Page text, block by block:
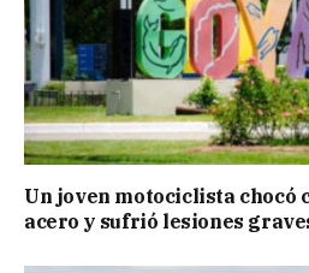
Un joven motociclista chocó
acero y sufrió lesiones